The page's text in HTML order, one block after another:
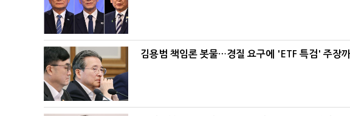
김용범 책임론 봇물…경질 요구에 'ETF 특검' 주장까